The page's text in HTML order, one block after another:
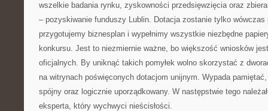
wszelkie badania rynku, zyskowności przedsięwzięcia oraz
– pozyskiwanie funduszy Lublin. Dotacja zostanie tylko
przygotujemy biznesplan i wypełnimy wszystkie niezbędne
konkursu. Jest to niezmiernie ważne, bo większość wniosków
oficjalnych. By uniknąć takich pomyłek wolno skorzystać z
na witrynach poświęconych dotacjom unijnym. Wypada
spójny oraz logicznie uporządkowany. W następstwie tego
eksperta, który wychwyci nieścisłości.